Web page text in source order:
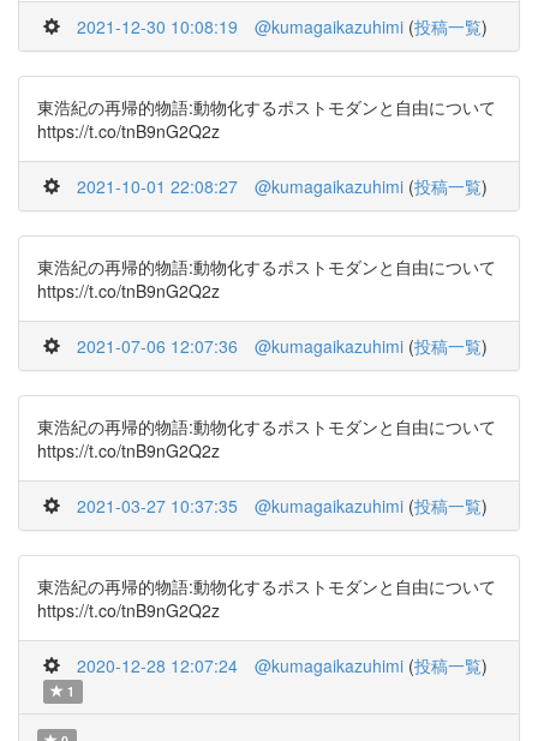
2021-12-30 10:08:19 @kumagaikazuhimi (投稿一覧)
東浩紀の再帰的物語:動物化するポストモダンと自由について
https://t.co/tnB9nG2Q2z
2021-10-01 22:08:27 @kumagaikazuhimi (投稿一覧)
東浩紀の再帰的物語:動物化するポストモダンと自由について
https://t.co/tnB9nG2Q2z
2021-07-06 12:07:36 @kumagaikazuhimi (投稿一覧)
東浩紀の再帰的物語:動物化するポストモダンと自由について
https://t.co/tnB9nG2Q2z
2021-03-27 10:37:35 @kumagaikazuhimi (投稿一覧)
東浩紀の再帰的物語:動物化するポストモダンと自由について
https://t.co/tnB9nG2Q2z
2020-12-28 12:07:24 @kumagaikazuhimi (投稿一覧)
1